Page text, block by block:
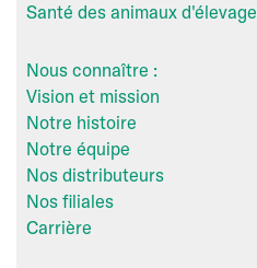
Santé des animaux d'élevage
Nous connaître :
Vision et mission
Notre histoire
Notre équipe
Nos distributeurs
Nos filiales
Carrière